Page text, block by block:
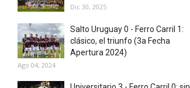
Dic 30, 2025
Salto Uruguay 0 - Ferro Carril 1:
clásico, el triunfo (3a Fecha
Apertura 2024)
Ago 04, 2024